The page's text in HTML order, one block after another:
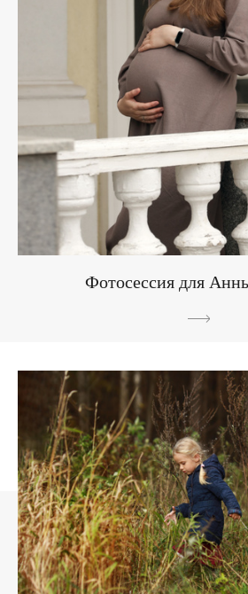
Фотосессия для